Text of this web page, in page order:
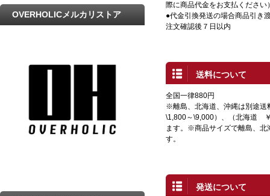
際に商品代金をお支払ください
●代金引換発送の場合商品引き
注文確認後７日以内
送料について
全国一律880円
※離島、北海道、沖縄は別途送
\1,800～\9,000）、（北海道
ます。※商品サイズで離島、北
す。
発送について
OVERHOLICメルカリストア